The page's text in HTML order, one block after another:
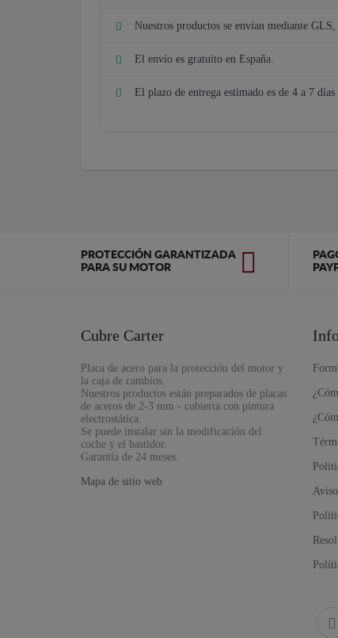
Nuestros productos se envían mediante
El envío es gratuito en España.
El plazo de entrega estimado es de 4 a 7 días
PROTECCIÓN GARANTIZADA
PARA SU MOTOR
Cubre Carter
Placa de acero para la protección del motor y
la caja de cambios.
Nuestros productos están preparados de placas
de aceros de 2-3 mm - cubierta con pintura
electrostática.
Se puede instalar sin la modificación del
coche y el bastidor.
Garantía de 24 meses.
Mapa de sitio web